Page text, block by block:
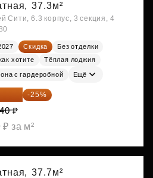
37.3м²
Сити, 6.3 корпус, 3 секция, 4
Скидка
Без отделки
хотите
Тёплая лоджия
с гардеробной Ещё
₽ -25%
₽
за м²
37.7м²